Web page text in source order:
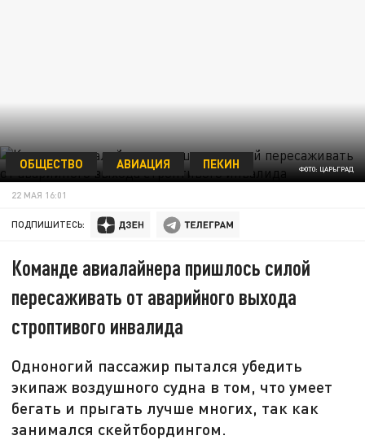
ФОТО: ЦАРЬГРАД
ОБЩЕСТВО АВИАЦИЯ ПЕКИН
22 МАЯ 16:01
ПОДПИШИТЕСЬ:
Команде авиалайнера пришлось силой
пересаживать от аварийного выхода
строптивого инвалида
Одноногий пассажир пытался убедить
экипаж воздушного судна в том, что умеет
бегать и прыгать лучше многих, так как
занимался скейтбордингом.